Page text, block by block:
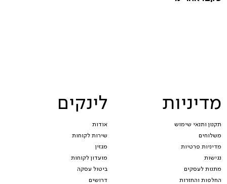
מדיניות
תקנון ותנאי שימוש
משלוחים
מדיניות פרטיות
נגישות
מתנות לעסקים
החלפות והחזרות
לינקים
אודות
שירות לקוחות
מגזין
מועדון לקוחות
ביטול עסקה
דרושים